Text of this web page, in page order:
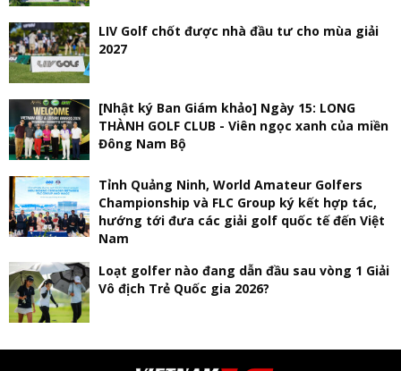
LIV Golf chốt được nhà đầu tư cho mùa giải
2027
[Nhật ký Ban Giám khảo] Ngày 15: LONG
THÀNH GOLF CLUB - Viên ngọc xanh của miền
Đông Nam Bộ
Tỉnh Quảng Ninh, World Amateur Golfers
Championship và FLC Group ký kết hợp tác,
hướng tới đưa các giải golf quốc tế đến Việt
Nam
Loạt golfer nào đang dẫn đầu sau vòng 1 Giải
Vô địch Trẻ Quốc gia 2026?